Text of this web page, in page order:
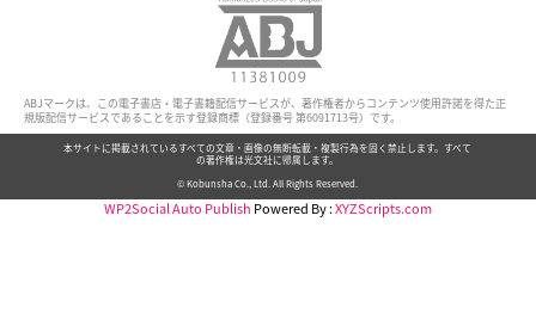
ABJマークは、この電子書店・電子書籍配信サービスが、著作権者からコンテンツ使用許諾を得た正
規版配信サービスであることを示す登録商標（登録番号 第6091713号）です。
本サイトに掲載されているすべての文章・画像の無断転載・複製行為を固く禁止します。すべて
の著作権は光文社に帰属します。
© Kobunsha Co., Ltd. All Rights Reserved.
WP2Social Auto Publish Powered By :XYZScripts.com